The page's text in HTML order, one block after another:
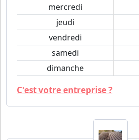
mercredi
jeudi
vendredi
samedi
dimanche
C'est votre entreprise ?